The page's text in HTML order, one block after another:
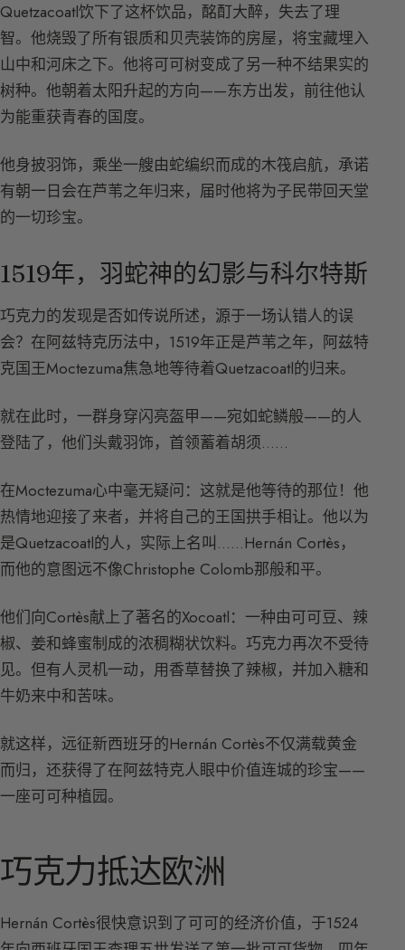
Quetzacoatl饮下了这杯饮品，酩酊大醉，失去了理
智。他烧毁了所有银质和贝壳装饰的房屋，将宝藏埋入
山中和河床之下。他将可可树变成了另一种不结果实的
树种。他朝着太阳升起的方向——东方出发，前往他认
为能重获青春的国度。
他身披羽饰，乘坐一艘由蛇编织而成的木筏启航，承诺
有朝一日会在芦苇之年归来，届时他将为子民带回天堂
的一切珍宝。
1519年，羽蛇神的幻影与科尔特斯
巧克力的发现是否如传说所述，源于一场认错人的误
会？在阿兹特克历法中，1519年正是芦苇之年，阿兹特
克国王Moctezuma焦急地等待着Quetzacoatl的归来。
就在此时，一群身穿闪亮盔甲——宛如蛇鳞般——的人
登陆了，他们头戴羽饰，首领蓄着胡须……
在Moctezuma心中毫无疑问：这就是他等待的那位！他
热情地迎接了来者，并将自己的王国拱手相让。他以为
是Quetzacoatl的人，实际上名叫……Hernán Cortès，
而他的意图远不像Christophe Colomb那般和平。
他们向Cortès献上了著名的Xocoatl：一种由可可豆、辣
椒、姜和蜂蜜制成的浓稠糊状饮料。巧克力再次不受待
见。但有人灵机一动，用香草替换了辣椒，并加入糖和
牛奶来中和苦味。
就这样，远征新西班牙的Hernán Cortès不仅满载黄金
而归，还获得了在阿兹特克人眼中价值连城的珍宝——
一座可可种植园。
巧克力抵达欧洲
Hernán Cortès很快意识到了可可的经济价值，于1524